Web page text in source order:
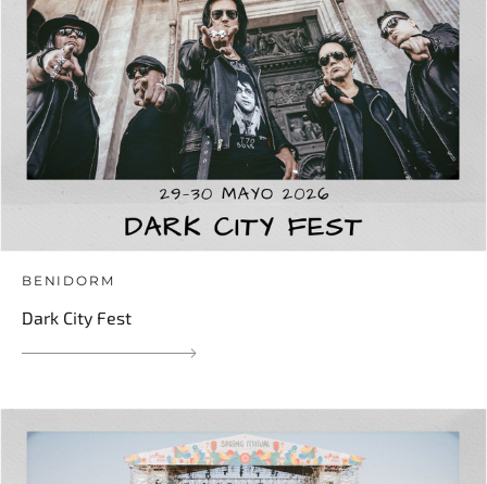
BENIDORM
Dark City Fest